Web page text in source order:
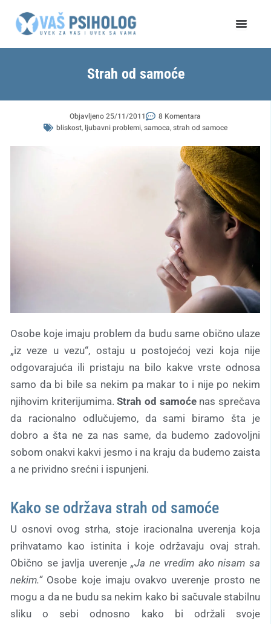
Strah od samoće
Objavljeno25/11/2011
8 Komentara
bliskost, ljubavni problemi,samoca,strah od samoce
Osobe koje imaju problem da budu same obično ulaze
„iz veze u vezu“, ostaju u postojećoj vezi koja nije
odgovarajuća ili pristaju na bilo kakve vrste odnosa
samo da bi bile sa nekim pa makar to i nije po nekim
njihovim kriterijumima.Strah od samoćenas sprečava
da racionalno odlučujemo, da sami biramo šta je
dobro a šta ne za nas same, da budemo zadovoljni
sobom onakvi kakvi jesmo i na kraju da budemo zaista
a ne prividno srećni i ispunjeni.
Kako se održava strah od samoće
U osnovi ovog strha, stoje iracionalna uverenja koja
prihvatamo kao istinita i koje održavaju ovaj strah.
Obično se javlja uverenje„Ja ne vredim ako nisam sa
nekim.“ Osobe koje imaju ovakvo uverenje prosto ne
mogu a da ne budu sa nekim kako bi sačuvale stabilnu
sliku o sebi odnosno kako bi održali svoje